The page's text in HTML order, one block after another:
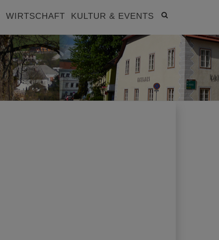
Site
toggle
WIRTSCHAFT KULTUR & EVENTS